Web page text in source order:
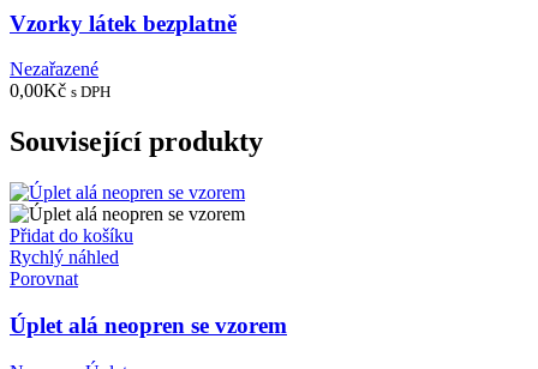
Vzorky látek bezplatně
Nezařazené
0,00Kč s DPH
Související produkty
Přidat do košíku
Rychlý náhled
Porovnat
Úplet alá neopren se vzorem